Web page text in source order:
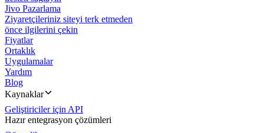
Jivo Pazarlama
Ziyaretçileriniz siteyi terk etmeden
önce ilgilerini çekin
Fiyatlar
Ortaklık
Uygulamalar
Yardım
Blog
Kaynaklar
Geliştiriciler için API
Hazır entegrasyon çözümleri